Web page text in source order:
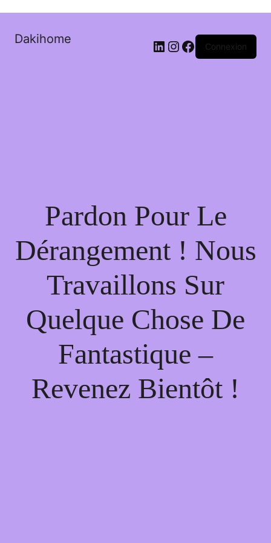
Dakihome Connexion
Pardon Pour Le
Dérangement ! Nous
Travaillons Sur
Quelque Chose De
Fantastique –
Revenez Bientôt !